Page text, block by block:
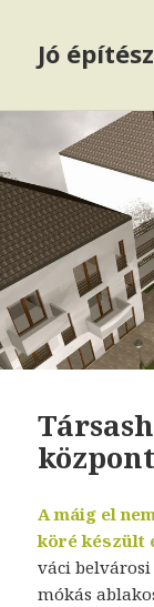
Jó
A máig el
köré készült
váci
mókás